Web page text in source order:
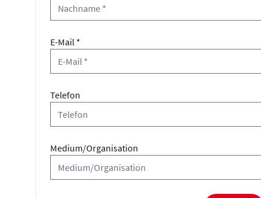
E-Mail *
Telefon
Medium/Organisation